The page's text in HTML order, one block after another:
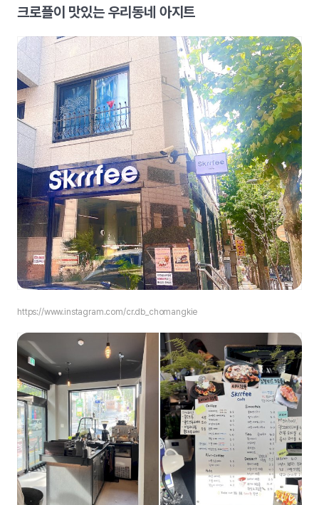
크로플이 맛있는 우리동네 아지트
https://www.instagram.com/cr.db_chomangkie